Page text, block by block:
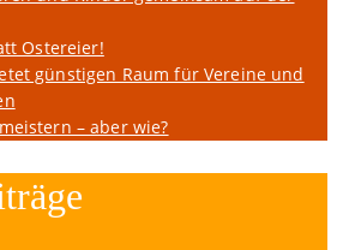
Ostereier!
günstigen Raum für Vereine und
– aber wie?